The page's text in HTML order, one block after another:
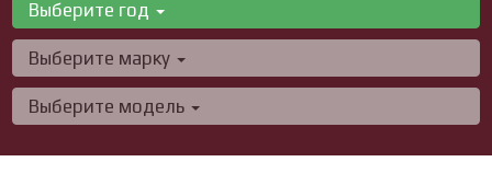
Выберите год
Выберите марку
Выберите модель